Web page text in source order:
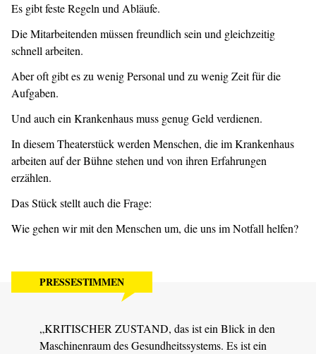
Es gibt feste Regeln und Abläufe.
Die Mitarbeitenden müssen freundlich sein und gleichzeitig
schnell arbeiten.
Aber oft gibt es zu wenig Personal und zu wenig Zeit für die
Aufgaben.
Und auch ein Krankenhaus muss genug Geld verdienen.
In diesem Theaterstück werden Menschen, die im Krankenhaus
arbeiten auf der Bühne stehen und von ihren Erfahrungen
erzählen.
Das Stück stellt auch die Frage:
Wie gehen wir mit den Menschen um, die uns im Notfall helfen?
PRESSESTIMMEN
„KRITISCHER ZUSTAND, das ist ein Blick in den
Maschinenraum des Gesundheitssystems. Es ist ein